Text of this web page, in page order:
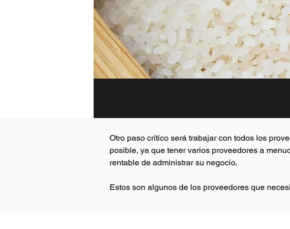
Otro paso crítico será trabajar con todos los
posible, ya que tener varios proveedores a
rentable de administrar su negocio.
Estos son algunos de los proveedores que